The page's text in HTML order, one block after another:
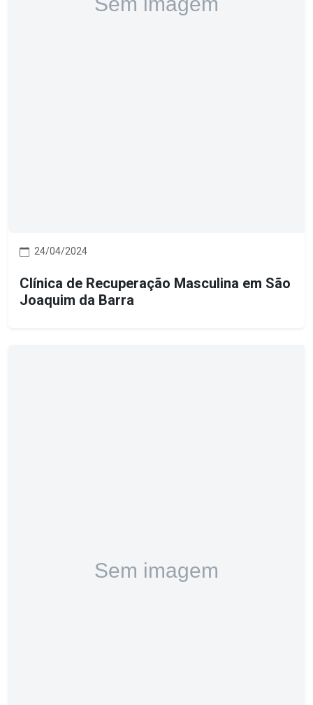
24/04/2024
Clínica de Recuperação Masculina em São
Joaquim da Barra